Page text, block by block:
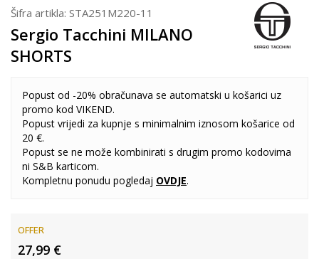
Šifra artikla: STA251M220-11
Sergio Tacchini MILANO
SHORTS
Popust od -20% obračunava se automatski u košarici uz
promo kod VIKEND.
Popust vrijedi za kupnje s minimalnim iznosom košarice od
20 €.
Popust se ne može kombinirati s drugim promo kodovima
ni S&B karticom.
Kompletnu ponudu pogledaj OVDJE.
OFFER
27,99 €